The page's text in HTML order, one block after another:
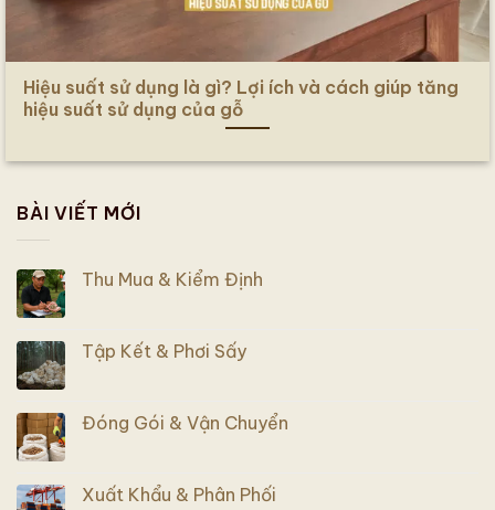
Hiệu suất sử dụng là gì? Lợi ích và cách giúp tăng
hiệu suất sử dụng của gỗ
BÀI VIẾT MỚI
Thu Mua & Kiểm Định
Tập Kết & Phơi Sấy
Đóng Gói & Vận Chuyển
Xuất Khẩu & Phân Phối